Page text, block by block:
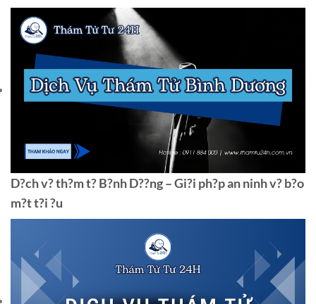
D?ch v? th?m t? B?nh D??ng – Gi?i ph?p an ninh v? b?o
m?t t?i ?u